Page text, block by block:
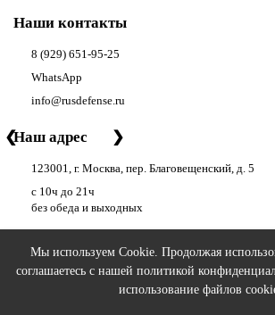
Наши контакты
8 (929) 651-95-25
WhatsApp
info@rusdefense.ru
❮Наш адрес ❯
123001, г. Москва, пер. Благовещенский, д. 5
с 10ч до 21ч
без обеда и выходных
РУС ДЕФЕНС | RUS DEFENSE ©2026 -
Мы используем Cookie. Продолжая
соглашаетесь с нашей политикой
использование файлов